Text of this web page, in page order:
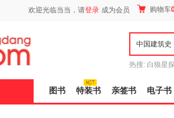
欢迎光临当当，请登录 成为会员 购物车
热搜: 白狼星
图书 特装书 亲签书 电子书